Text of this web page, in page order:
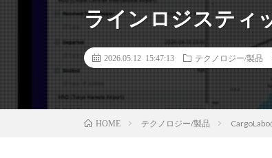
ラインロジスティ
2026.05.12 15:47:13 テクノロジー/製品
HOME テクノロジー/製品